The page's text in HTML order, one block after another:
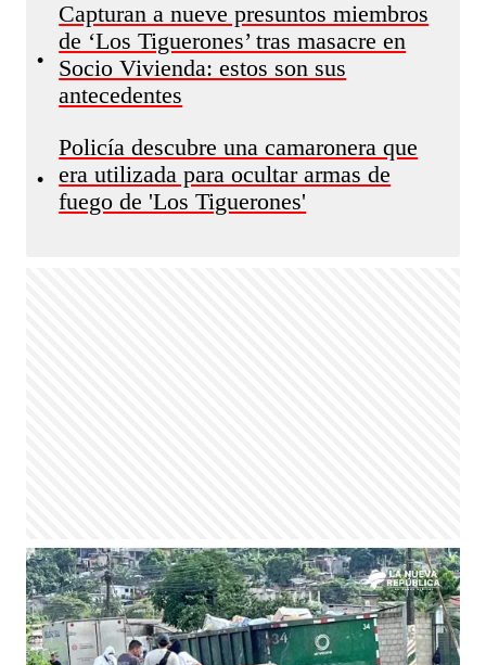
•
Capturan a nueve presuntos miembros
de ‘Los Tiguerones’ tras masacre en
Socio Vivienda: estos son sus
antecedentes
•
Policía descubre una camaronera que
era utilizada para ocultar armas de
fuego de 'Los Tiguerones'